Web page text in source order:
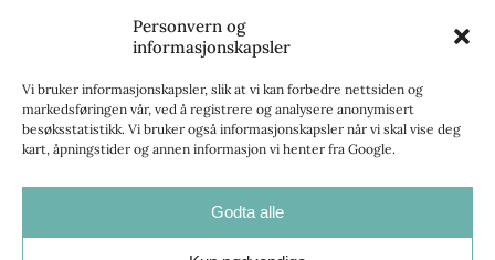
Personvern og
informasjonskapsler
Vi bruker informasjonskapsler, slik at vi kan forbedre nettsiden og
markedsføringen vår, ved å registrere og analysere anonymisert
besøksstatistikk. Vi bruker også informasjonskapsler når vi skal vise deg
kart, åpningstider og annen informasjon vi henter fra Google.
Godta alle
"Markedsføring"-kategorien for å kunne se kart.
innstillinger for informasjonskapsler
samtykke.
Opplev Levanger